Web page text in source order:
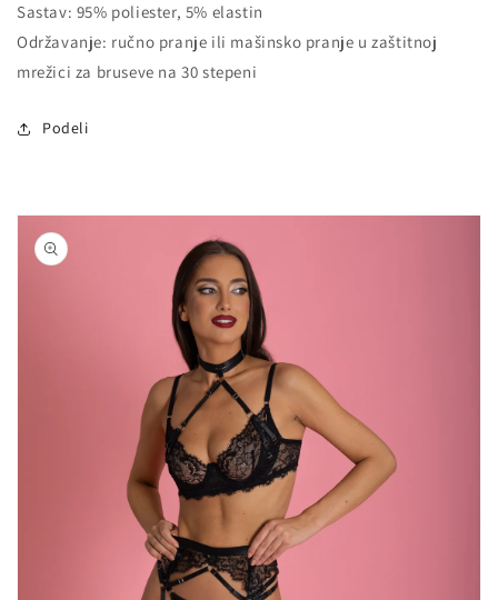
Sastav: 95% poliester, 5% elastin
Održavanje: ručno pranje ili mašinsko pranje u zaštitnoj
mrežici za bruseve na 30 stepeni
Podeli
o
proizvodu